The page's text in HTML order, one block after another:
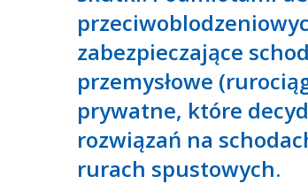
zabezpieczające
przemysłowe
prywatne, które
rozwiązań na
rurach spustowych.